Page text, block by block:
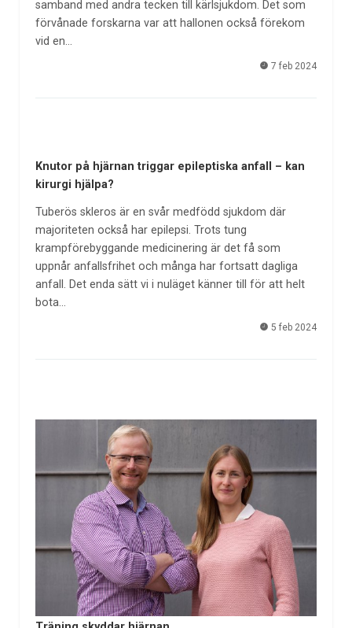
samband med andra tecken till kärlsjukdom. Det som
förvånade forskarna var att hallonen också förekom
vid en…
7 feb 2024
Knutor på hjärnan triggar epileptiska anfall – kan
kirurgi hjälpa?
Tuberös skleros är en svår medfödd sjukdom där
majoriteten också har epilepsi. Trots tung
krampförebyggande medicinering är det få som
uppnår anfallsfrihet och många har fortsatt dagliga
anfall. Det enda sätt vi i nuläget känner till för att helt
bota…
5 feb 2024